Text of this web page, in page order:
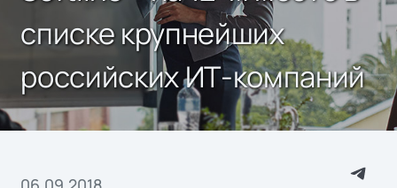
списке крупнейших
российских ИТ-компаний